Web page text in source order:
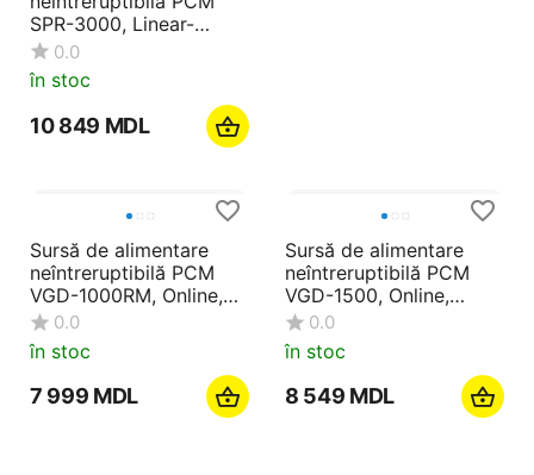
SPR-3000, Linear-
interactiv, 3000VA,
Turn/Montare pe rafturi
0.0
în stoc
10 849 MDL
Sursă de alimentare
neîntreruptibilă PCM
VGD-1000RM, Online,
10000VA, Montare pe
rafturi
0.0
în stoc
7 999 MDL
Sursă de alimentare
neîntreruptibilă PCM
VGD-1500, Online,
1500VA, Montare pe
rafturi
0.0
în stoc
8 549 MDL